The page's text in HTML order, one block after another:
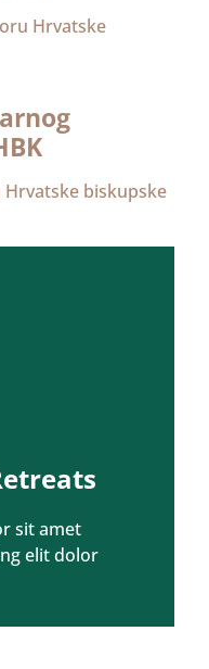
Hrvatske
biskupske
sit amet
elit dolor